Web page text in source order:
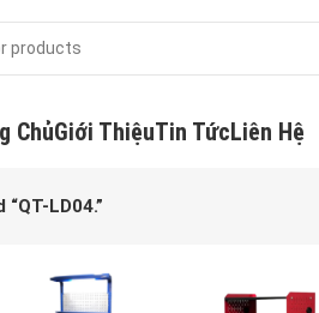
ChủGiới ThiệuTin TứcLiên Hệ
LD04.”